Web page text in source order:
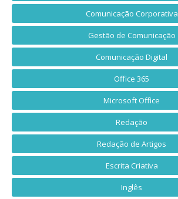
Comunicação Corporativa
Gestão de Comunicação
Comunicação Digital
Office 365
Microsoft Office
Redação
Redação de Artigos
Escrita Criativa
Inglês